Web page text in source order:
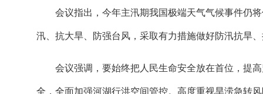
会议指出，今年主汛期我国极端天气气候事件仍
汛、抗大旱、防强台风，采取有力措施做好防汛抗旱
会议强调，要始终把人民生命安全放在首位，提
全，全面加强河湖行洪空间管控。高度重视旱涝急转